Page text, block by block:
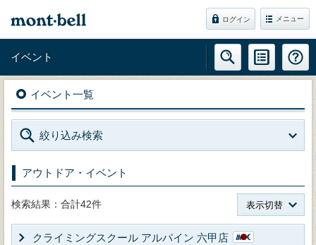
ログイン メニュー
イベント
イベント一覧
絞り込み検索
アウトドア・イベント
検索結果：合計42件 表示切替
クライミングスクール アルパイン 六甲店